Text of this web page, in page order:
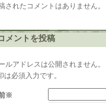
されたコメントはありません。
メントを投稿
ルアドレスは公開されません。
は必須入力です。
※